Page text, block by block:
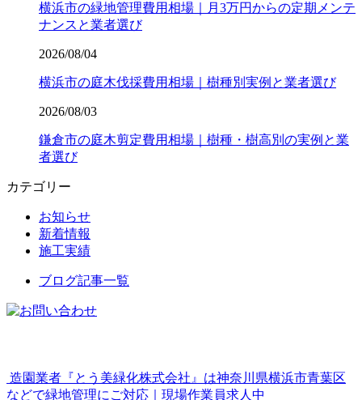
横浜市の緑地管理費用相場｜月3万円からの定期メンテ
ナンスと業者選び
2026/08/04
横浜市の庭木伐採費用相場｜樹種別実例と業者選び
2026/08/03
鎌倉市の庭木剪定費用相場｜樹種・樹高別の実例と業
者選び
カテゴリー
お知らせ
新着情報
施工実績
ブログ記事一覧
造園業者『とう美緑化株式会社』は神奈川県横浜市青葉区
などで緑地管理にご対応｜現場作業員求人中